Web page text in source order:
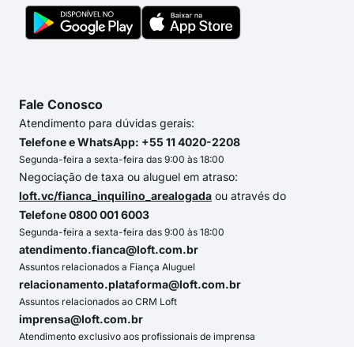
Fale Conosco
Atendimento para dúvidas gerais:
Telefone e WhatsApp: +55 11 4020-2208
Segunda-feira a sexta-feira das 9:00 às 18:00
Negociação de taxa ou aluguel em atraso:
loft.vc/fianca_inquilino_arealogada ou através do
Telefone 0800 001 6003
Segunda-feira a sexta-feira das 9:00 às 18:00
atendimento.fianca@loft.com.br
Assuntos relacionados a Fiança Aluguel
relacionamento.plataforma@loft.com.br
Assuntos relacionados ao CRM Loft
imprensa@loft.com.br
Atendimento exclusivo aos profissionais de imprensa